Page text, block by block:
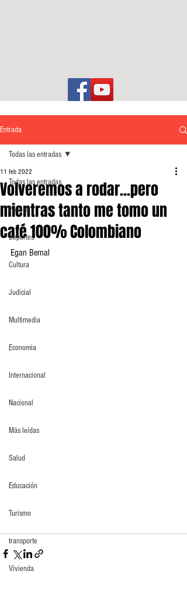
Entrada
Todas las entradas
Política
Deportes
Cultura
Judicial
Multimedia
Economia
Internacional
Nacional
Más leídas
Salud
Educación
Turismo
transporte
Vivienda
Todas las entradas
Volveremos a rodar...pero
mientras tanto me tomo un
café 100% Colombiano
11 feb 2022
Egan Bernal